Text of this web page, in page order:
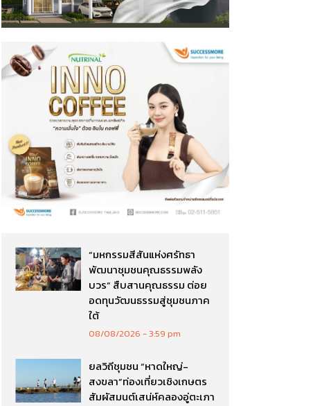
“มหกรรมสีสันแห่งศรัทธา
พัฒนาชุมชนคุณธรรมพลัง
บวร” สืบสานคุณธรรม ต่อย
อดทุนวัฒนธรรมสู่ชุมชนภาค
ใต้
08/08/2026 3:59 pm
ยลวิถีชุมชน “หาดใหญ่-
สงขลา”ท่องเที่ยวเชิงเกษตร
สัมผัสมนต์เสน่ห์คลองอู่ตะเภา